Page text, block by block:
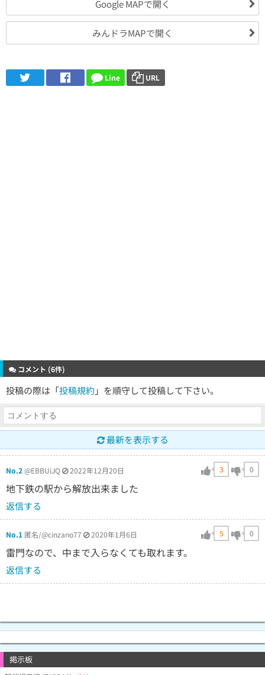
Google MAPで開く
みんドラMAPで開く
Line URL
コメント (6件)
投稿の際は「投稿規約 」を順守して投稿して下さい。
最新を表示する
No.2@EBBUiJQ 2022年12月20日 3 0
地下鉄の駅から解放出来ました
返信する
No.1 匿名/@cinzano77 2020年1月6日 5 0
雷門なので、中まで入らなくても取れます。
返信する
掲示板